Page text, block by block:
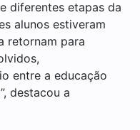
diferentes etapas da
alunos estiveram
retornam para
entre a educação
destacou a